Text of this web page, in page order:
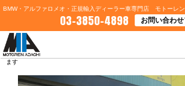
BMW・アルファロメオ・正規輸入ディーラー車専門店 モトーレ
03-3850-4898 お問い合わ
HOME>ブログ一覧
ます